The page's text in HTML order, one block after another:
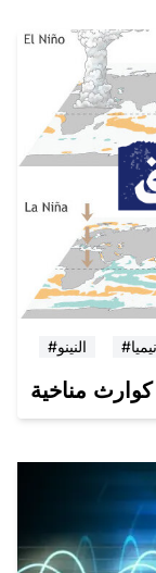
#النينو
كوارث مناخية